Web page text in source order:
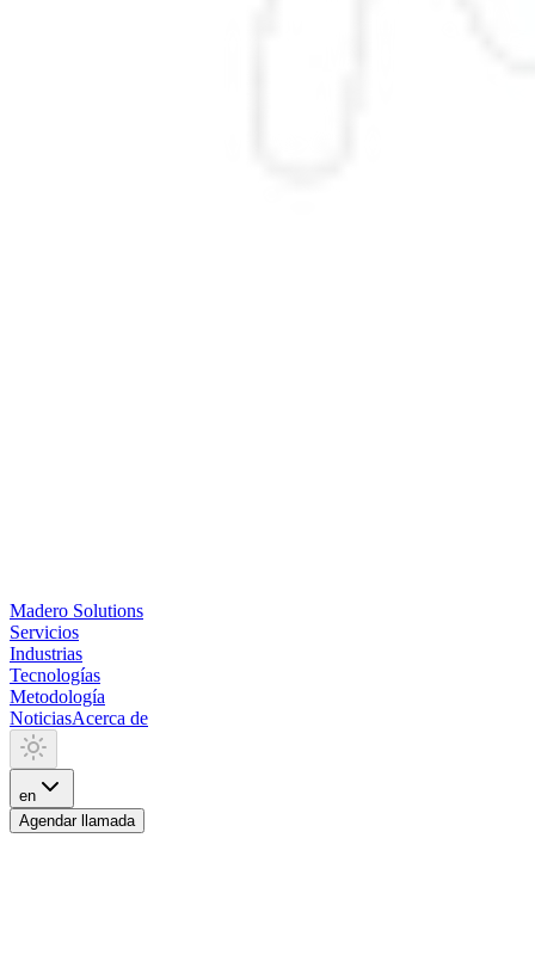
Madero Solutions
Servicios
Industrias
Tecnologías
Metodología
NoticiasAcerca de
en
Agendar llamada